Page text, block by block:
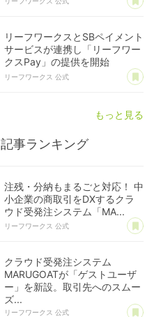
リーフワークスとSBペイメント
サービスが連携し「リーフワー
クスPay」の提供を開始
リーフワークス 公式 あ
もっと見る
記事ランキング
注残・分納もまるごと対応！ 中
小企業の商取引をDXするクラ
ウド受発注システム「MA...
リーフワークス 公式 あ
クラウド受発注システム
MARUGOATが「ゲストユーザ
ー」を新設。取引先へのスムー
ズ...
リーフワークス 公式 あ